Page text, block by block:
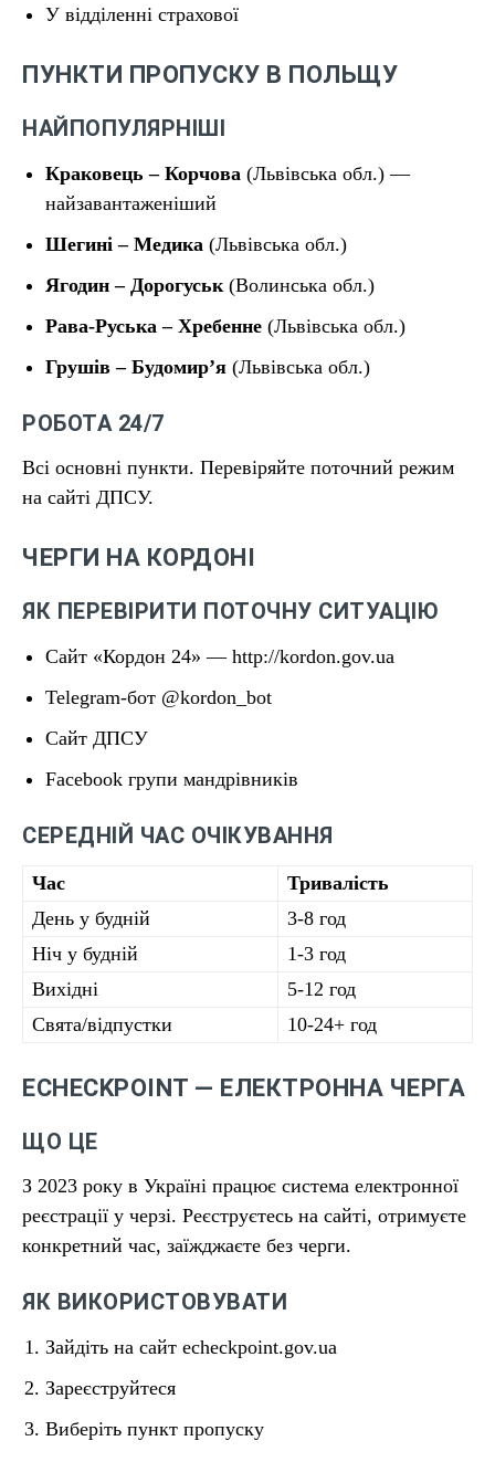
У відділенні страхової
ПУНКТИ ПРОПУСКУ В ПОЛЬЩУ
НАЙПОПУЛЯРНІШІ
Краковець – Корчова (Львівська обл.) —
найзавантаженіший
Шегині – Медика (Львівська обл.)
Ягодин – Дорогуськ(Волинська обл.)
Рава-Руська – Хребенне (Львівська обл.)
Грушів – Будомир’я (Львівська обл.)
РОБОТА 24/7
Всі основні пункти. Перевіряйте поточний режим
на сайті ДПСУ.
ЧЕРГИ НА КОРДОНІ
ЯК ПЕРЕВІРИТИ ПОТОЧНУ СИТУАЦІЮ
Сайт «Кордон 24» — http://kordon.gov.ua
Telegram-бот @kordon_bot
Сайт ДПСУ
Facebook групи мандрівників
СЕРЕДНІЙ ЧАС ОЧІКУВАННЯ
Час
Тривалість
День у будній
3-8 год
Ніч у будній
1-3 год
Вихідні
5-12 год
Свята/відпустки
10-24+ год
ECHECKPOINT — ЕЛЕКТРОННА ЧЕРГА
ЩО ЦЕ
З 2023 року в Україні працює система електронної
реєстрації у черзі. Реєструєтесь на сайті, отримуєте
конкретний час, заїжджаєте без черги.
ЯК ВИКОРИСТОВУВАТИ
Зайдіть на сайт echeckpoint.gov.ua
Зареєструйтеся
Виберіть пункт пропуску